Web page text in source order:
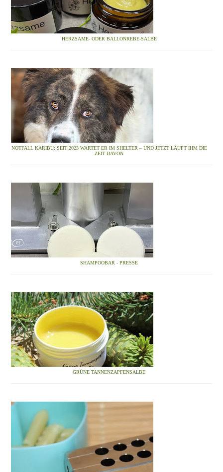
HERZSAME- ODER BALLONREBE-SALBE
NOTFALL KARIBU: SEIT 2023 WARTET ER IM SHELTER – UND JETZT LÄUFT IHM DIE
ZEIT DAVON
SHAMPOOBAR - PRESSE
GRÜNE TANNENZAPFENSALBE